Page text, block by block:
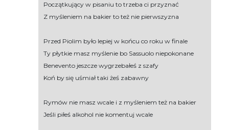
Początkujący w pisaniu to trzeba ci przyznać
Z myśleniem na bakier to też nie pierwszyzna
Przed Piolim było lepiej w końcu co roku w finale
Ty płytkie masz myślenie bo Sassuolo niepokonane
Benevento jeszcze wygrzebałeś z szafy
Koń by się uśmiał taki żeś zabawny
Rymów nie masz wcale i z myśleniem też na bakier
Jeśli piłeś alkohol nie komentuj wcale